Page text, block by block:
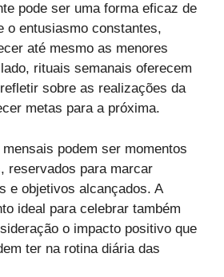
pode ser uma forma eficaz de
o entusiasmo constantes,
até mesmo as menores
rituais semanais oferecem
sobre as realizações da
metas para a próxima.
podem ser momentos
reservados para marcar
e objetivos alcançados. A
ideal para celebrar também
o impacto positivo que
ter na rotina diária das